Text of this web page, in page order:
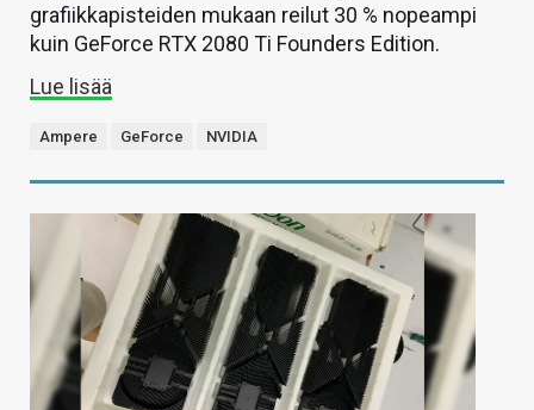
grafiikkapisteiden mukaan reilut 30 % nopeampi
kuin GeForce RTX 2080 Ti Founders Edition.
Lue lisää
Ampere GeForce NVIDIA